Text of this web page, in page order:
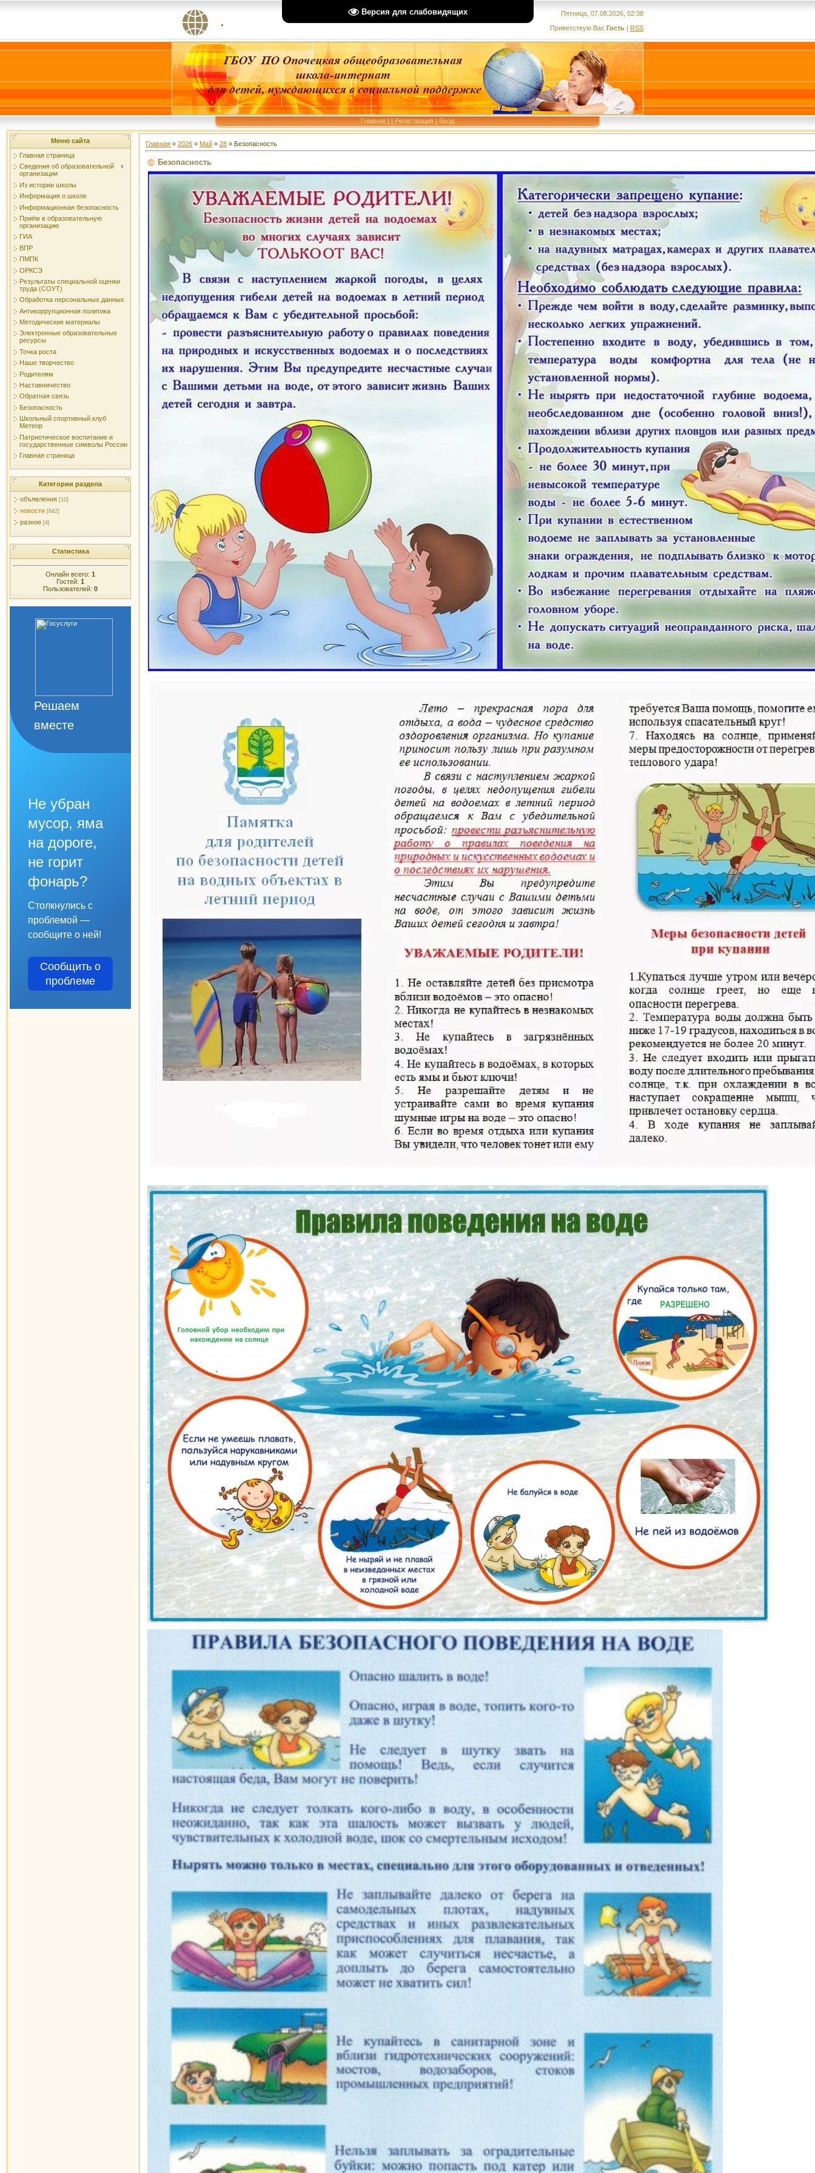
Версия для слабовидящих
.
Пятница, 07.08.2026, 02:38
Приветствую Вас Гость | RSS
Главная | | Регистрация | Вход
Меню сайта
Главная страница
Сведения об образовательной
организации
Из истории школы
Информация о школе
Информационная безопасность
Приём в образовательную
организацию
ГИА
ВПР
ПМПК
ОРКСЭ
Результаты специальной оценки
труда (СОУТ)
Обработка персональных данных
Антикоррупционная политика
Методические материалы
Электронные образовательные
ресурсы
Точка роста
Наше творчество
Родителям
Наставничество
Обратная связь
Безопасность
Школьный спортивный клуб
Метеор
Патриотическое воспитание и
государственные символы России
Главная страница
Категории раздела
объявления [10]
новости [642]
разное [4]
Статистика
Онлайн всего: 1
Гостей: 1
Пользователей: 0
Решаем
вместе
Не убран
мусор, яма
на дороге,
не горит
фонарь?
Столкнулись с
проблемой —
сообщите о ней!
Сообщить о
проблеме
Главная » 2026 » Май » 28 » Безопасность
Безопасность